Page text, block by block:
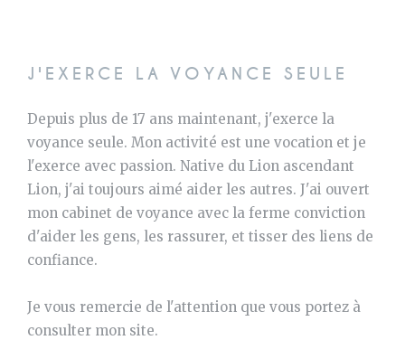
J'EXERCE LA VOYANCE SEULE
Depuis plus de 17 ans maintenant, j'exerce la
voyance seule. Mon activité est une vocation et je
l'exerce avec passion. Native du Lion ascendant
Lion, j'ai toujours aimé aider les autres. J'ai ouvert
mon cabinet de voyance avec la ferme conviction
d'aider les gens, les rassurer, et tisser des liens de
confiance.
Je vous remercie de l'attention que vous portez à
consulter mon site.